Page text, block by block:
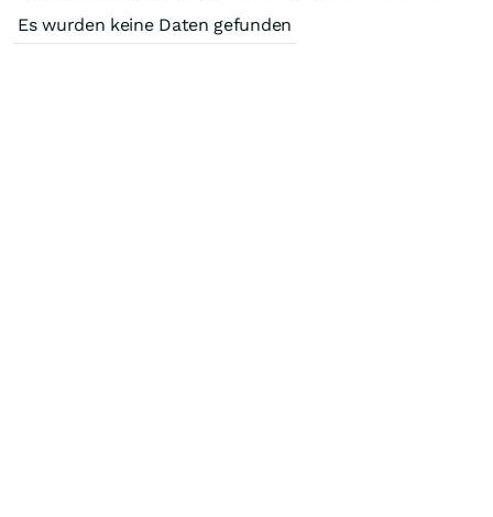
Es wurden keine Daten gefunden